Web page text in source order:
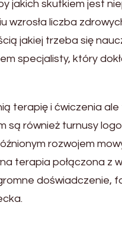
jakich skutkiem jest
liczba
jakiej trzeba się
specjalisty, który
terapię i ćwiczenia
są również turnusy
rozwojem
terapia połączona z
doświadczenie,